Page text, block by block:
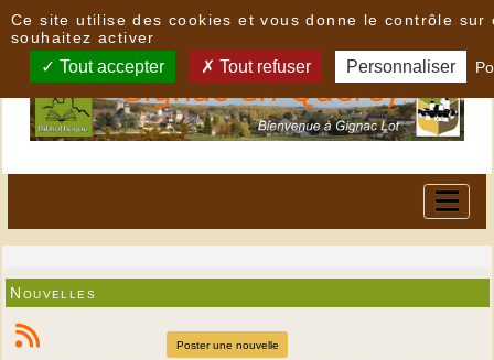
Nouvelles
Poster une nouvelle
Ce site utilise des cookies et vous donne le contrôle sur
souhaitez activer
Tout accepter Tout refuser Personnaliser